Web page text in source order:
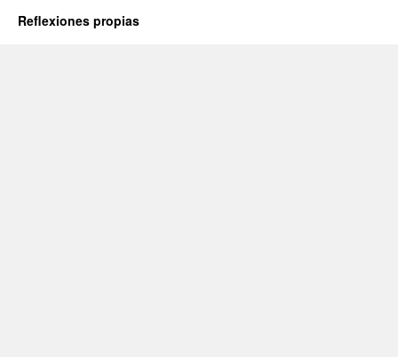
Reflexiones propias